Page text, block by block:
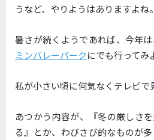
うなど、やりようはありますよね。
暑さが続くようであれば、今年は
ミンバレーパークにでも行ってみ
私が小さい頃に何気なくテレビで
あつかう内容が、『冬の厳しさ
る』とか、わびさび的なものが